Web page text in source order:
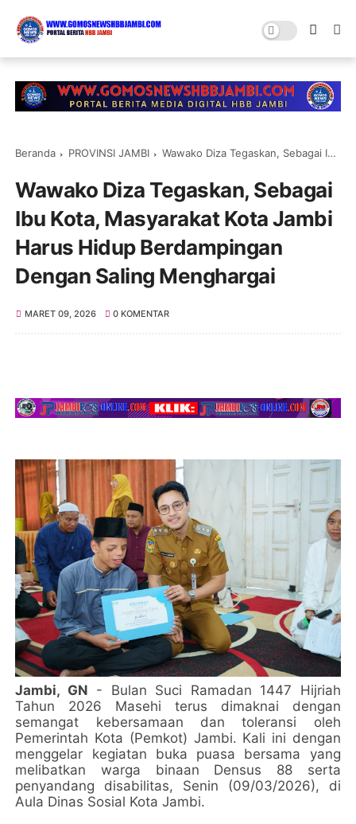
Beranda PROVINSI JAMBI Wawako Diza Tegaskan, Sebagai Ibu Kota, Masyarakat Kota Jambi Harus Hidup Berdampingan Dengan Saling Menghargai
Wawako Diza Tegaskan, Sebagai
Ibu Kota, Masyarakat Kota Jambi
Harus Hidup Berdampingan
Dengan Saling Menghargai
MARET 09, 2026 0 KOMENTAR
Jambi, GN - Bulan Suci Ramadan 1447 Hijriah
Tahun 2026 Masehi terus dimaknai dengan
semangat kebersamaan dan toleransi oleh
Pemerintah Kota (Pemkot) Jambi. Kali ini dengan
menggelar kegiatan buka puasa bersama yang
melibatkan warga binaan Densus 88 serta
penyandang disabilitas, Senin (09/03/2026), di
Aula Dinas Sosial Kota Jambi.